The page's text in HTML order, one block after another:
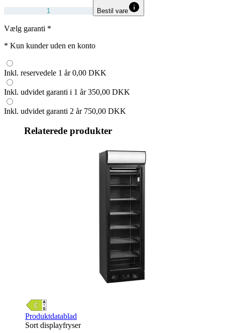
Bestil vare
Vælg garanti *
* Kun kunder uden en konto
Inkl. reservedele 1 år0,00 DKK
Inkl. udvidet garanti i 1 år350,00 DKK
Inkl. udvidet garanti 2 år 750,00 DKK
Relaterede produkter
Produktdatablad
Sort displayfryser